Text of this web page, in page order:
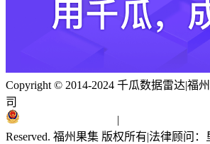
Copyright © 2014-2024 千瓜数据雷达|福
司
|
Reserved. 福州果集 版权所有|法律顾问：